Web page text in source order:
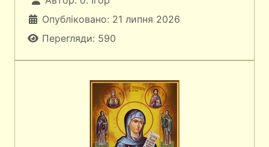
Опубліковано: 21 липня 2026
Перегляди: 590